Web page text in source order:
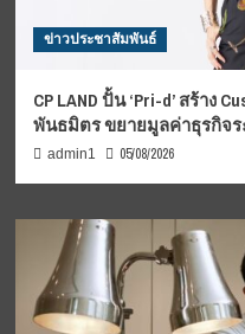
ข่าวประชาสัมพันธ์
CP LAND ปั้น ‘Pri-d’ สร้าง
พันธมิตร ขยายมูลค่าธุรกิจร
admin1 05/08/2026